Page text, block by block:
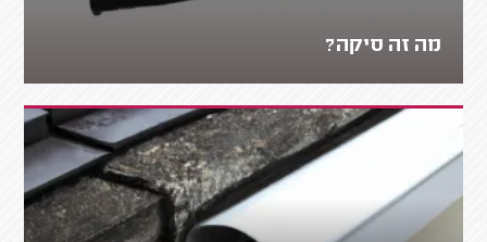
מה זה סיקה?